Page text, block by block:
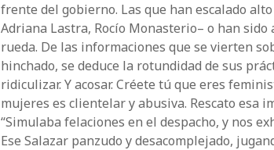
frente del gobierno. Las que han escalado
Adriana Lastra, Rocío Monasterio– o han
rueda. De las informaciones que se vierten
hinchado, se deduce la rotundidad de sus
ridiculizar. Y acosar. Créete tú que eres
mujeres es clientelar y abusiva. Rescato esa
“Simulaba felaciones en el despacho, y nos
Ese Salazar panzudo y desacomplejado,